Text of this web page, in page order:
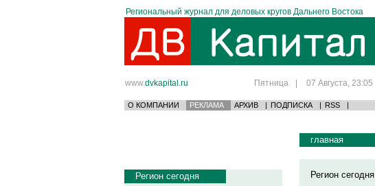
Региональный журнал для деловых кругов Дальнего Востока
www.dvkapital.ru Пятница | 07 Августа, 23:05
О КОМПАНИИ РЕКЛАМА АРХИВ | ПОДПИСКА | RSS |
Регион сегодня
главная
Регион сегодня